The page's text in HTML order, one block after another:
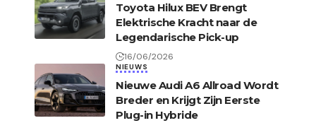
Toyota Hilux BEV Brengt
Elektrische Kracht naar de
Legendarische Pick-up
16/06/2026
NIEUWS
Nieuwe Audi A6 Allroad Wordt
Breder en Krijgt Zijn Eerste
Plug-in Hybride